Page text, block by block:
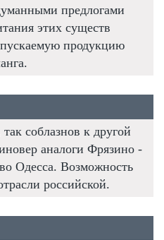
предлогами
этих существ
продукцию
соблазнов к другой
аналоги Фрязино -
Одесса. Возможность
российской.